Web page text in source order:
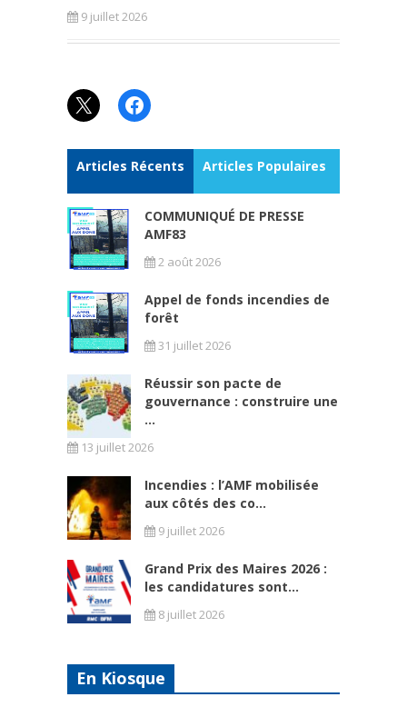
9 juillet 2026
X Facebook
Articles Récents Articles Populaires
COMMUNIQUÉ DE PRESSE
AMF83
2 août 2026
Appel de fonds incendies de
forêt
31 juillet 2026
Réussir son pacte de
gouvernance : construire une
...
13 juillet 2026
Incendies : l’AMF mobilisée
aux côtés des co...
9 juillet 2026
Grand Prix des Maires 2026 :
les candidatures sont...
8 juillet 2026
En Kiosque